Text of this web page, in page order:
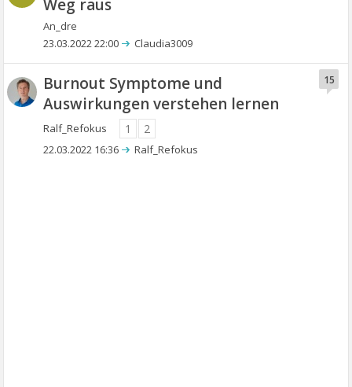
Weg raus
An_dre
23.03.2022 22:00
Claudia3009
Burnout Symptome und
Auswirkungen verstehen lernen
Ralf_Refokus 1 2
15
22.03.2022 16:36 Ralf_Refokus